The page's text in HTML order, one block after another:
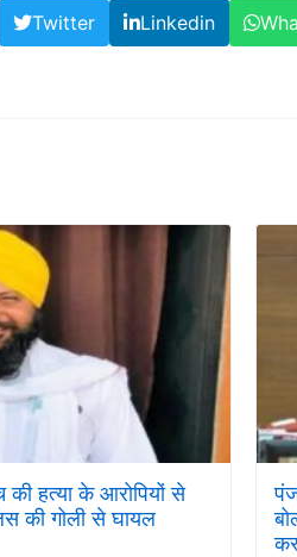
Twitter Linkedin
की हत्या के आरोपियों से
की गोली से घायल